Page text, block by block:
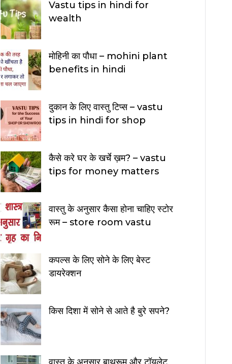
Vastu tips in hindi for
wealth
मोहिनी का पौधा – mohini plant
benefits in hindi
दुकान के लिए वास्तु टिप्स – vastu
tips in hindi for shop
कैसे करे घर के खर्चे ख़म? – vastu
tips for money matters
वास्तु के अनुसार कैसा होना चाहिए स्टोर
रूम – store room vastu
कपल्स के लिए सोने के लिए बेस्ट
डायरेक्शन
किस दिशा में सोने से आते है बुरे सपने?